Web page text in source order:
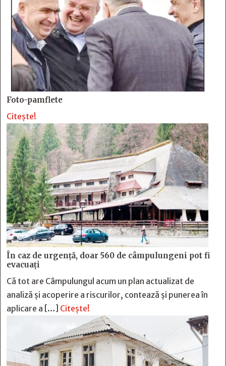
Foto-pamflete
Citește!
În caz de urgență, doar 560 de câmpulungeni pot fi
evacuați
Că tot are Câmpulungul acum un plan actualizat de
analiză și acoperire a riscurilor, contează și punerea în
aplicare a […] Citește!